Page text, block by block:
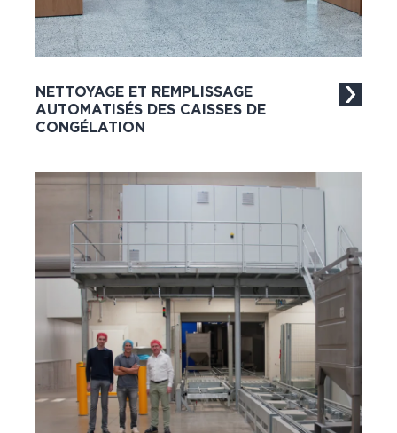
NETTOYAGE ET REMPLISSAGE
AUTOMATISÉS DES CAISSES DE
CONGÉLATION